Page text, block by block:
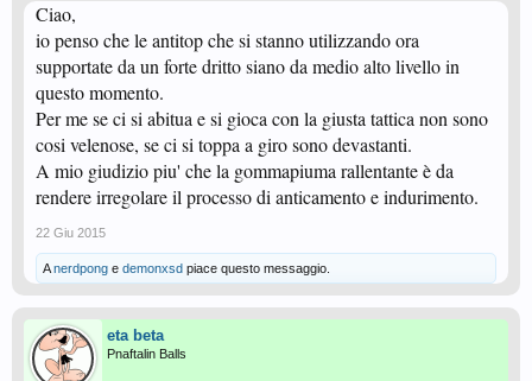
Ciao,
io penso che le antitop che si stanno utilizzando ora
supportate da un forte dritto siano da medio alto livello in
questo momento.
Per me se ci si abitua e si gioca con la giusta tattica non sono
cosi velenose, se ci si toppa a giro sono devastanti.
A mio giudizio piu' che la gommapiuma rallentante è da
rendere irregolare il processo di anticamento e indurimento.
22 Giu 2015
Anerdpong e demonxsd piace questo messaggio.
eta beta
Pnaftalin Balls